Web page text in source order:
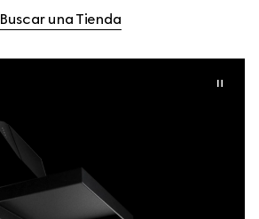
Buscar una Tienda